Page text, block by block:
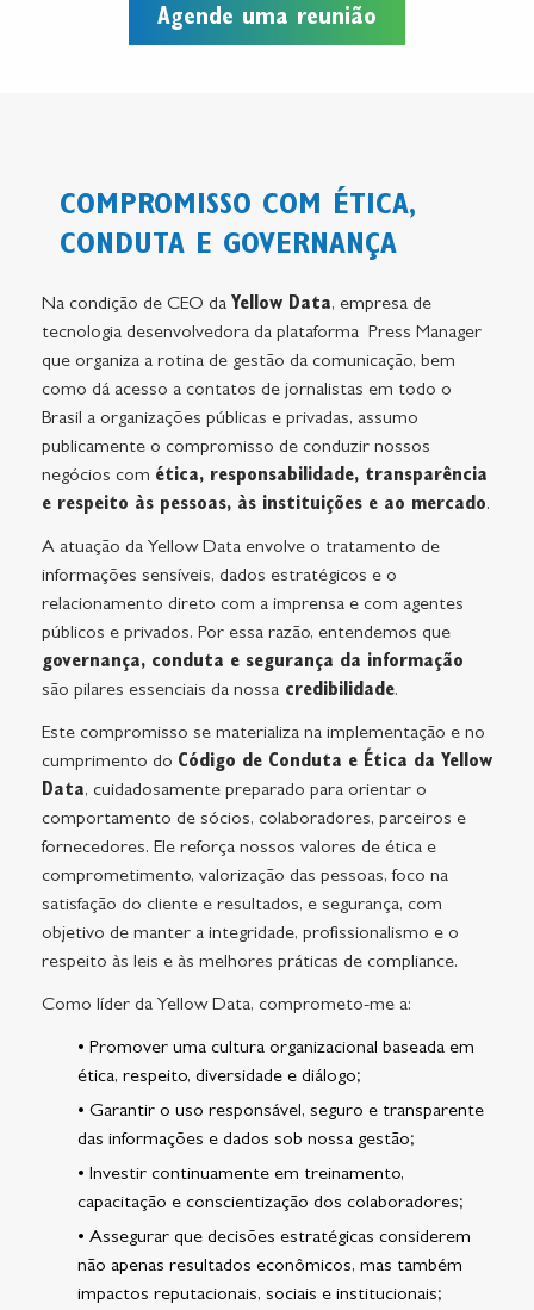
Agende uma reunião
COMPROMISSO COM ÉTICA,
CONDUTA E GOVERNANÇA
Na condição de CEO da Yellow Data, empresa de
tecnologia desenvolvedora da plataforma Press Manager
que organiza a rotina de gestão da comunicação, bem
como dá acesso a contatos de jornalistas em todo o
Brasil a organizações públicas e privadas, assumo
publicamente o compromisso de conduzir nossos
negócios com ética, responsabilidade, transparência
e respeito às pessoas, às instituições e ao mercado.
A atuação da Yellow Data envolve o tratamento de
informações sensíveis, dados estratégicos e o
relacionamento direto com a imprensa e com agentes
públicos e privados. Por essa razão, entendemos que
governança, conduta e segurança da informação
são pilares essenciais da nossa credibilidade.
Este compromisso se materializa na implementação e no
cumprimento do Código de Conduta e Ética da Yellow
Data, cuidadosamente preparado para orientar o
comportamento de sócios, colaboradores, parceiros e
fornecedores. Ele reforça nossos valores de ética e
comprometimento, valorização das pessoas, foco na
satisfação do cliente e resultados, e segurança, com
objetivo de manter a integridade, profissionalismo e o
respeito às leis e às melhores práticas de compliance.
Como líder da Yellow Data, comprometo-me a:
• Promover uma cultura organizacional baseada em
ética, respeito, diversidade e diálogo;
• Garantir o uso responsável, seguro e transparente
das informações e dados sob nossa gestão;
• Investir continuamente em treinamento,
capacitação e conscientização dos colaboradores;
• Assegurar que decisões estratégicas considerem
não apenas resultados econômicos, mas também
impactos reputacionais, sociais e institucionais;